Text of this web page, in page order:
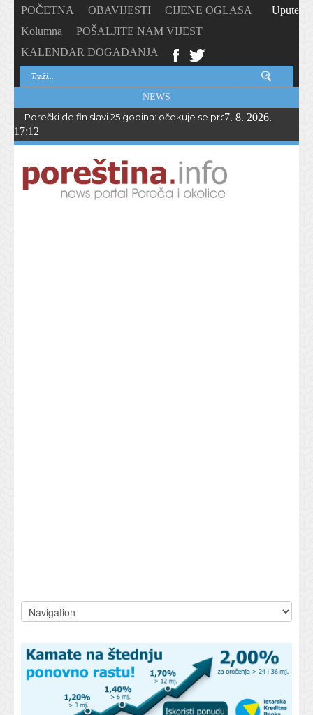
POČETNA OBAVIJESTI
CIJENE OGLASA
Kolumna
POŠALJITE NAM VIJEST
KALENDAR DOGAĐANJA
Upute
NEWS
Porečki delfin slavi 25 godina: očekuje se preko 1.700
7. 8. 2026.
17:12